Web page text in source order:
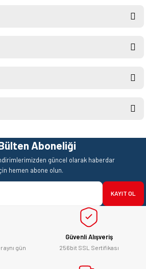
öneri formunu kullanarak tarafımıza
veya görüntülenemiyor.
bilgiler bulunuyor.
daha pahalı.
olmalı.
Aboneliği
güncel olarak haberdar
hemen abone olun.
KAYIT OL
aynı gün
Güvenli Alışveriş
256bit SSL Sertifikası